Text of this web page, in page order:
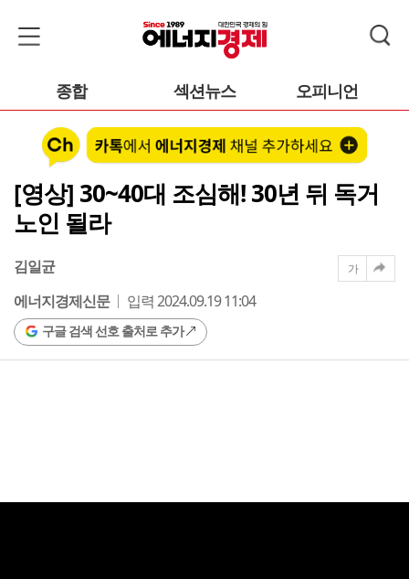
종합 섹션뉴스 오피니언
[영상] 30~40대 조심해! 30년 뒤 독거
노인 될라
김일균
에너지경제신문
입력 2024.09.19 11:04
구글 검색 선호 출처로 추가
가